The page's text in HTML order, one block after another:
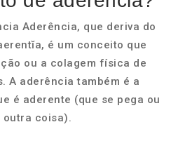
Aderência, que deriva do
é um conceito que
ou a colagem física de
A aderência também é a
é aderente (que se pega ou
outra coisa).